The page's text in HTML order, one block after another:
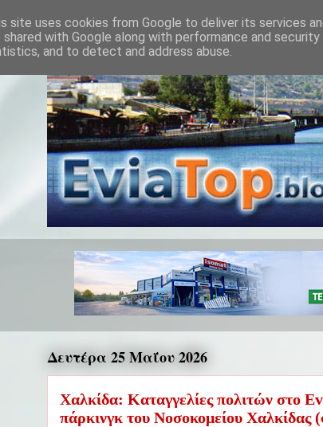
Δευτέρα 25 Μαΐου 2026
Χαλκίδα: Καταγγελίες πολιτών στο
πάρκινγκ του Νοσοκομείου Χαλκίδας
site uses cookies from Google to deliver its services
shared with Google along with performance and
and to detect and address abuse.